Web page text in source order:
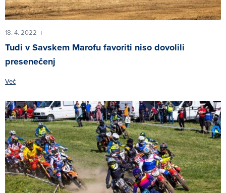
18. 4. 2022 |
Tudi v Savskem Marofu favoriti niso dovolili
presenečenj
Več